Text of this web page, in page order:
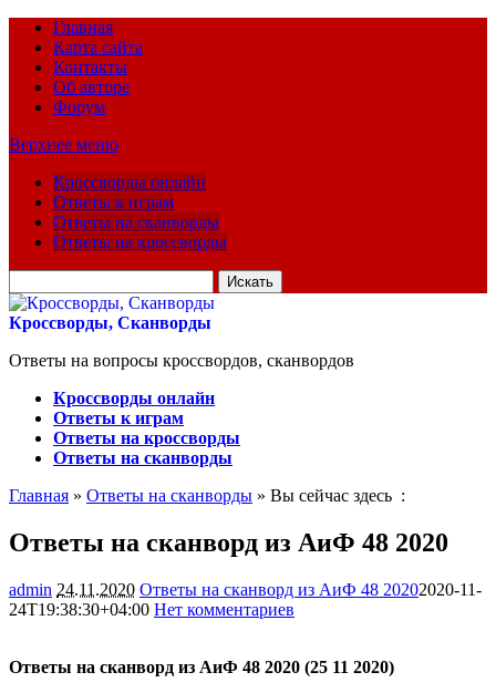
Главная
Карта сайта
Контакты
Об авторе
Форум
Верхнее меню
Кроссворды онлайн
Ответы к играм
Ответы на сканворды
Ответы на кроссворды
для:
Кроссворды, Сканворды
Ответы на вопросы кроссвордов, сканвордов
Кроссворды онлайн
Ответы к играм
Ответы на кроссворды
Ответы на сканворды
Главная » Ответы на сканворды » Вы сейчас здесь :
Ответы на сканворд из АиФ 48 2020
admin 24.11.2020 Ответы на сканворд из АиФ 48 20202020-11-
24T19:38:30+04:00 Нет комментариев
Ответы на сканворд из АиФ 48 2020 (25 11 2020)